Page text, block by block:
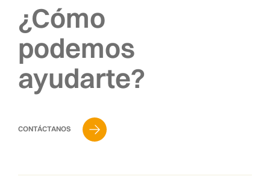
¿Cómo
podemos
ayudarte?
CONTÁCTANOS